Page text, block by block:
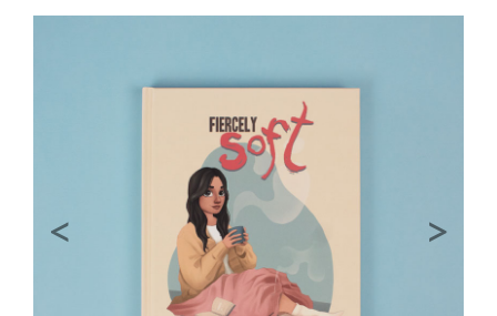
Previous Next